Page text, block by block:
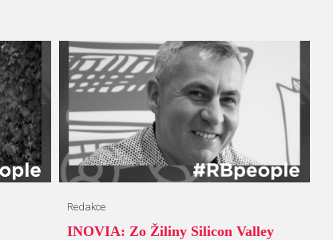
Redakce
INOVIA: Zo Žiliny Silicon Valley